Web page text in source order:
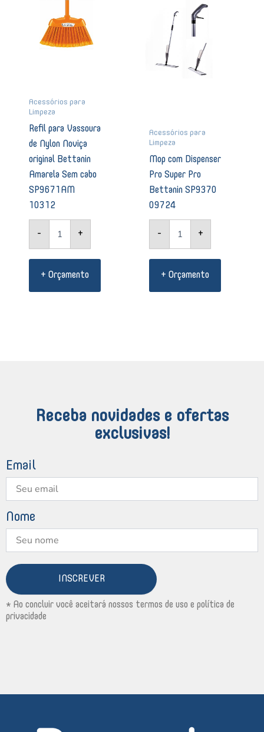
Acessórios para
Limpeza
Refil para Vassoura
de Nylon Noviça
original Bettanin
Amarela Sem cabo
SP9671AM
10312
-
Noviça
original
Bettanin
10312
quantidade
+
+ Orçamento
Acessórios para
Limpeza
Mop com Dispenser
Pro Super Pro
Bettanin SP9370
09724
-
Pro
Bettanin
SP9370
quantidade
+
+ Orçamento
Receba novidades e ofertas
exclusivas!
Email
Nome
INSCREVER
* Ao concluir você aceitará nossos termos de uso e política de
privacidade